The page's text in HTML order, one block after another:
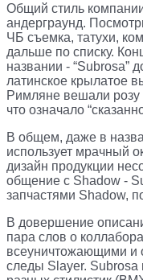
Общий стиль
андерграунд.
ЧБ съемка, татухи,
дальше по списку.
названии - “Subrosa”
латинское крылатое
Римляне вешали
что означало
В общем, даже в
использует мрачный
дизайн продукции
общение с Shadow -
запчастями Shadow,
В довершение
пара слов о
всеуничтожающими и
следы Slayer. Subrosa